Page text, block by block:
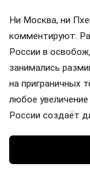
Ни Москва, ни
комментируют.
России в
занимались
на приграничных
любое
России создаёт